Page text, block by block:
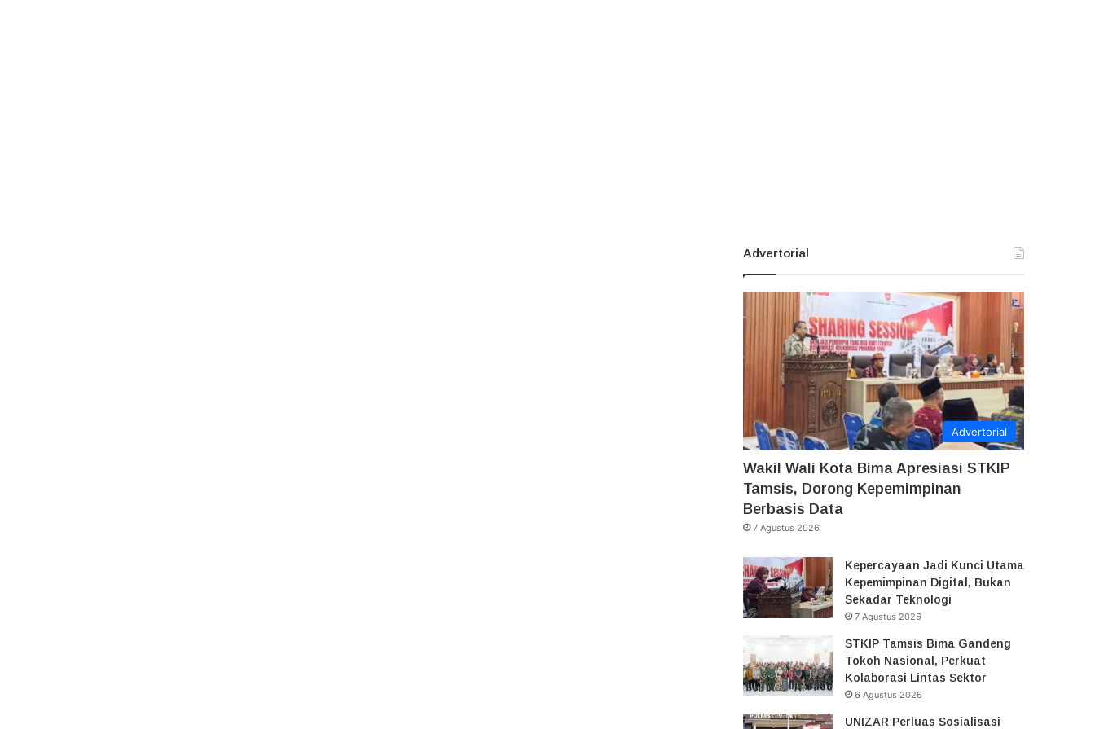
Advertorial
Advertorial
Wakil Wali Kota Bima Apresiasi STKIP
Tamsis, Dorong Kepemimpinan
Berbasis Data
7 Agustus 2026
Kepercayaan Jadi Kunci Utama
Kepemimpinan Digital, Bukan
Sekadar Teknologi
7 Agustus 2026
STKIP Tamsis Bima Gandeng
Tokoh Nasional, Perkuat
Kolaborasi Lintas Sektor
6 Agustus 2026
UNIZAR Perluas Sosialisasi